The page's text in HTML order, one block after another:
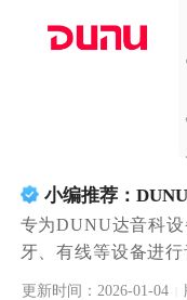
小编推荐：
专为DUNU达音科
牙、有线等设备进
更新时间：2026-01-04